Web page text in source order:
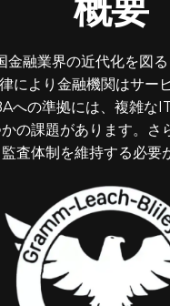
融業界の近代化を図
により金融機関はサ
への準拠には、複雑
の課題があります。
査体制を維持する必要